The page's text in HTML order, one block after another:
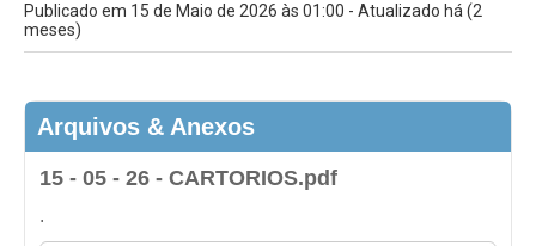
Publicado em 15 de Maio de 2026 às 01:00 - Atualizado há (2
meses)
Arquivos & Anexos
15 - 05 - 26 - CARTORIOS.pdf
.